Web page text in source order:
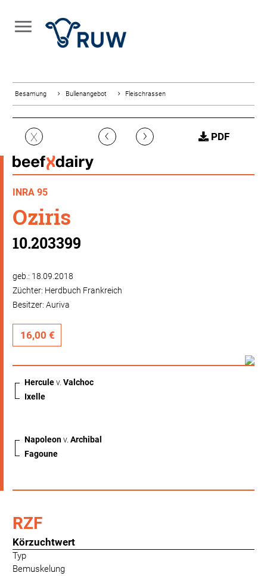
Besamung Bullenangebot Fleischrassen
X ‹ › PDF
INRA 95
Oziris
10.203399
geb.: 18.09.2018
Züchter: Herdbuch Frankreich
Besitzer: Auriva
16,00 €
Herculev. Valchoc
Ixelle
Napoleonv. Archibal
Fagoune
RZF
Körzuchtwert
Typ
Bemuskelung